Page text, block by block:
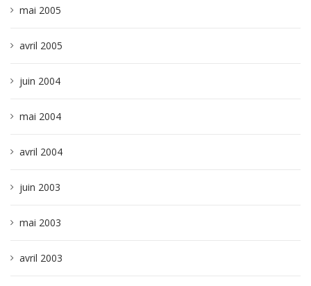
mai 2005
avril 2005
juin 2004
mai 2004
avril 2004
juin 2003
mai 2003
avril 2003